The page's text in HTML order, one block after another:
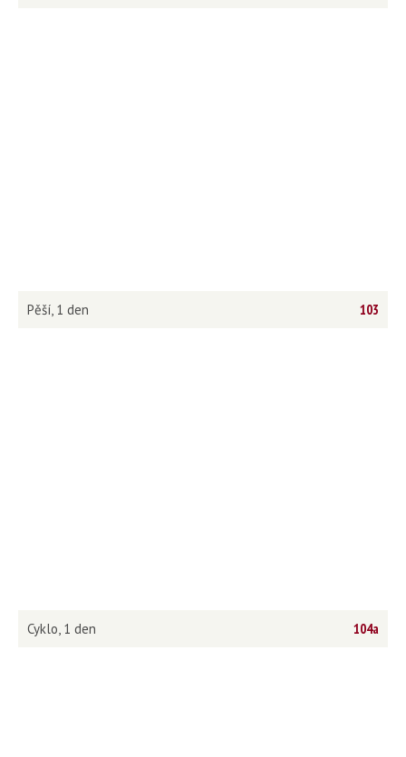
103
Pěší, 1 den
104a
Cyklo, 1 den